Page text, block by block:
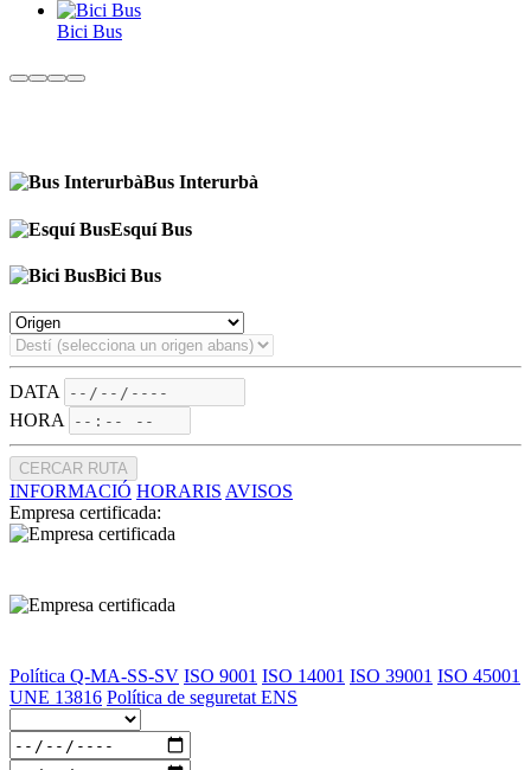
Bici Bus
Bus Interurbà
Esquí Bus
Bici Bus
DATA
HORA
CERCAR RUTA
INFORMACIÓ HORARIS AVISOS
Empresa certificada:
Política Q-MA-SS-SV ISO 9001 ISO 14001 ISO 39001 ISO 45001
UNE 13816 Política de seguretat ENS